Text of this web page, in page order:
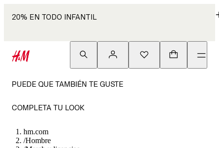
20% EN TODO INFANTIL
PUEDE QUE TAMBIÉN TE GUSTE
COMPLETA TU LOOK
hm.com
/Hombre